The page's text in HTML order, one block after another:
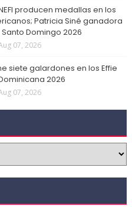
producen medallas en los
Patricia Siné ganadora
Domingo 2026
07, 2026
siete galardones en los Effie
2026
07, 2026